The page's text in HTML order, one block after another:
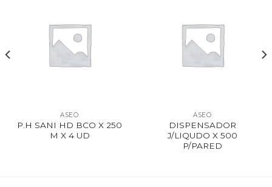
ASEO
P.H SANI HD BCO X 250
M X 4 UD
ASEO
DISPENSADOR
J/LIQUDO X 500
P/PARED